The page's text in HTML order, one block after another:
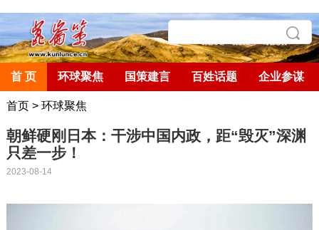
首 页 环球聚焦 国策建言 百姓话题 企业参谋
首页> 环球聚焦
朝鲜硬刚日本：干涉中国内政，距“毁灭”深渊
只差一步！
2023-08-14